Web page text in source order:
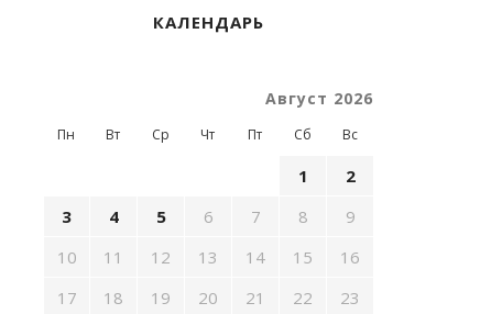
КАЛЕНДАРЬ
Август 2026
Пн Вт Ср Чт Пт Сб Вс
1
2
3
4 5 6 7 8
9
10
11 12 13 14 15
16
17
18 19 20 21 22
23